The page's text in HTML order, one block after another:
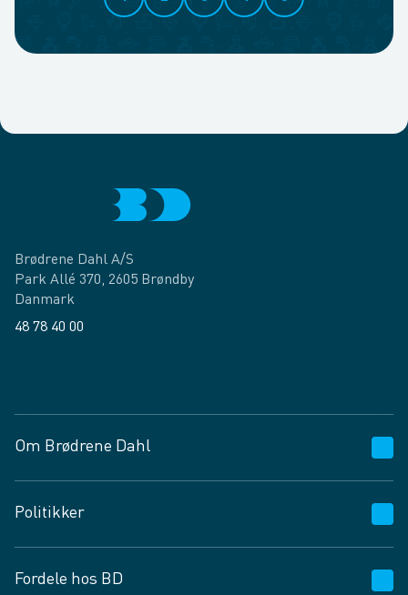
Brødrene Dahl A/S
Park Allé 370, 2605 Brøndby
Danmark
48 78 40 00
Om Brødrene Dahl
Vagttelefon 30 10 89 89
Spørgsmål og svar
Job og karriere
Politikker
Privatlivspolitik
Fordele hos BD